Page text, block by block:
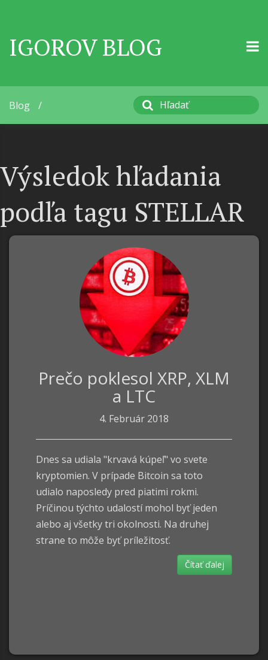
IGOROV BLOG
Blog /
Výsledok hľadania
podľa tagu STELLAR
Prečo poklesol XRP, XLM
a LTC
4. Február 2018
Dnes sa udiala "krvavá kúpeľ" vo svete
kryptomien. V prípade Bitcoin sa toto
udialo naposledy pred piatimi rokmi.
Príčinou týchto udalostí mohol byť jeden
alebo aj všetky tri okolnosti. Na druhej
strane to môže byť príležitosť.
Čítať ďalej